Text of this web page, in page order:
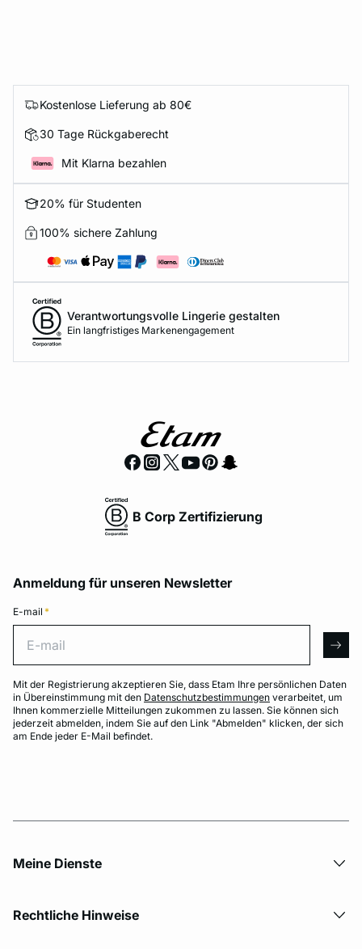
Kostenlose Lieferung ab 80€
30 Tage Rückgaberecht
Mit Klarna bezahlen
20% für Studenten
100% sichere Zahlung
Verantwortungsvolle Lingerie gestalten
Ein langfristiges Markenengagement
B Corp Zertifizierung
Anmeldung für unseren Newsletter
E-mail *
Mit der Registrierung akzeptieren Sie, dass Etam Ihre persönlichen Daten
in Übereinstimmung mit den Datenschutzbestimmungen verarbeitet, um
Ihnen kommerzielle Mitteilungen zukommen zu lassen. Sie können sich
jederzeit abmelden, indem Sie auf den Link "Abmelden" klicken, der sich
am Ende jeder E-Mail befindet.
Meine Dienste
Rechtliche Hinweise